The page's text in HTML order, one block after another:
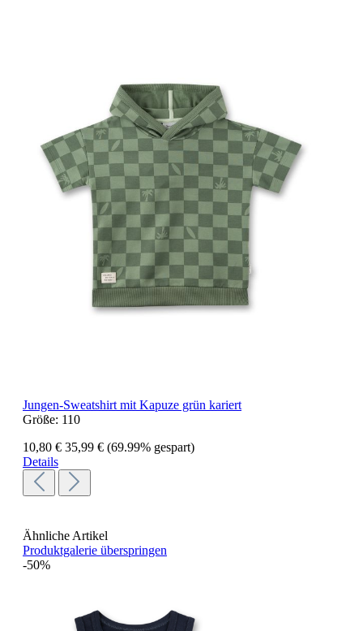
Jungen-Sweatshirt mit Kapuze grün kariert
Größe: 110
10,80 € 35,99 € (69.99% gespart)
Details
Ähnliche Artikel
Produktgalerie überspringen
-50%